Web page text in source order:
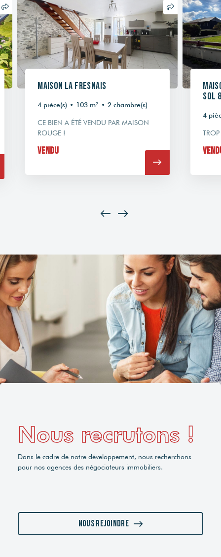
Maison La Fresnais
4 pièce(s) • 103 m² • 2 chambre(s)
CE BIEN A ÉTÉ VENDU PAR MAISON
ROUGE !
Vendu
sol
4
Nous recrutons !
Dans le cadre de notre développement, nous recherchons
pour nos agences des négociateurs immobiliers.
Nous rejoindre